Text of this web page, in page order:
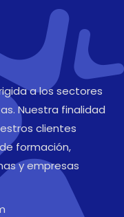
a los sectores
Nuestra finalidad
clientes
formación,
y empresas